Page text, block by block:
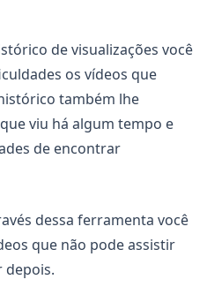
de visualizações você
os vídeos que
também lhe
viu há algum tempo e
de encontrar
dessa ferramenta você
que não pode assistir
depois.